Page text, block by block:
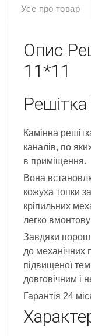
Усе про товар
Опис
11*11
Решітка
Камінна
каналів, по
в приміщення.
Вона
кожуха топки
кріпильних
легко
Завдяки
до механічних
підвищеної
довговічним і
Гарантія 24